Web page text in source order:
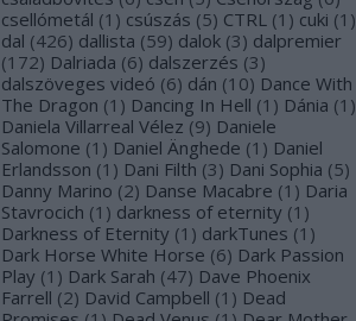
csellómetál (1 ) csúszás (5) CTRL (1 ) cuki (1 )
dal (426) dallista (59) dalok (3) dalpremier
(172) Dalriada (6) dalszerzés (3)
dalszöveges videó (6) dán (10) Dance With
The Dragon (1 ) Dancing In Hell (1 ) Dánia (1 )
Daniela Villarreal Vélez (9) Daniele
Salomone (1 ) Daniel Änghede (1 ) Daniel
Erlandsson (1 ) Dani Filth (3) Dani Sophia (5)
Danny Marino (2) Danse Macabre (1 ) Daria
Stavrocich (1 ) darkness of eternity (1 )
Darkness of Eternity (1 ) darkTunes (1 )
Dark Horse White Horse (6) Dark Passion
Play (1 ) Dark Sarah (47) Dave Phoenix
Farrell (2) David Campbell (1 ) Dead